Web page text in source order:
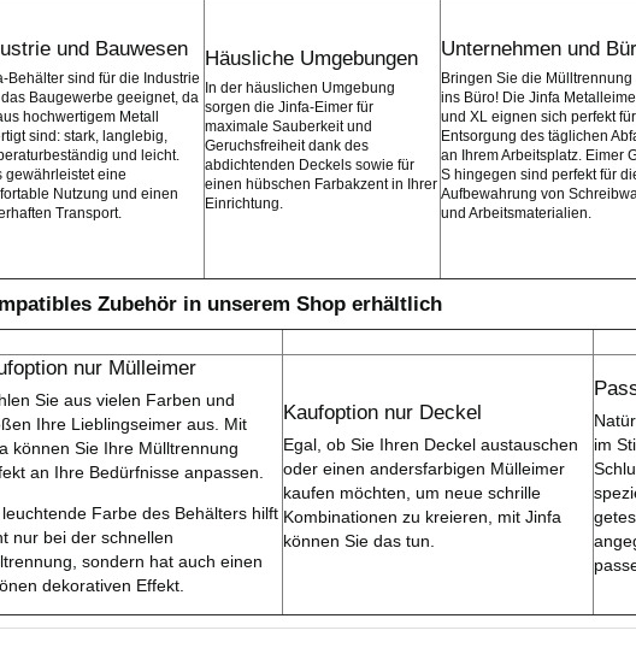
und Bauwesen
Behälter sind für die Industrie
Baugewerbe geeignet, da
hochwertigem Metall
sind: stark, langlebig,
und leicht.
gewährleistet eine
Nutzung und einen
Transport.
Häusliche Umgebungen
In der häuslichen Umgebung
sorgen die Jinfa-Eimer für
maximale Sauberkeit und
Geruchsfreiheit dank des
abdichtenden Deckels sowie für
einen hübschen Farbakzent in Ihrer
Einrichtung.
Unternehmen und
Bringen Sie die Mülltrennung
ins Büro! Die Jinfa
und XL eignen sich perfekt
Entsorgung des täglichen
an Ihrem Arbeitsplatz. Eimer
S hingegen sind perfekt für
Aufbewahrung von
und Arbeitsmaterialien.
Zubehör in unserem Shop erhältlich
nur Mülleimer
Sie aus vielen Farben und
Ihre Lieblingseimer aus. Mit
können Sie Ihre Mülltrennung
an Ihre Bedürfnisse anpassen.
Farbe des Behälters hilft
nur bei der schnellen
sondern hat auch einen
dekorativen Effekt.
Kaufoption nur Deckel
Egal, ob Sie Ihren Deckel austauschen
oder einen andersfarbigen Mülleimer
kaufen möchten, um neue schrille
Kombinationen zu kreieren, mit Jinfa
können Sie das tun.
im